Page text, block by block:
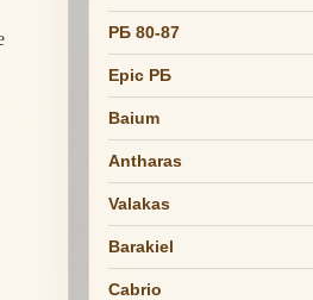
РБ 80-87
Epic РБ
Baium
Antharas
Valakas
Barakiel
Cabrio